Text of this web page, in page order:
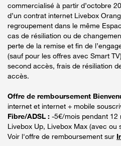
commercialisé à partir d’octobre
d’un contrat internet Livebox
regroupement dans le même
cas de résiliation ou de
perte de la remise et fin de
(sauf pour les offres avec Smart
second accès, frais de résiliation
accès.
Offre de remboursement
internet et internet + mobile
Fibre/ADSL : -5€/mois pendant 12
Livebox Up, Livebox Max (avec ou
Voir l'offre de remboursement sur